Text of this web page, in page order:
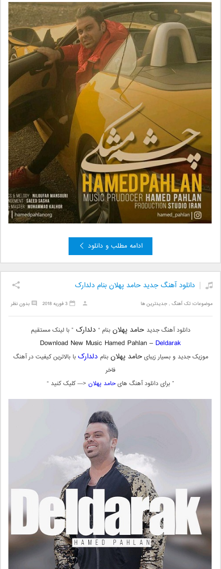
ادامه مطلب و دانلود
دانلود آهنگ جدید حامد پهلان بنام دلدارک
موضوعات:تک آهنگ ,جدیدترین ها بدون نظر 3 فوریه 2018
دانلود آهنگ جدید حامد پهلانبنام “ دلدارک” با لینک مستقیم
Download New Music Hamed Pahlan – Deldarak
موزیک جدید و بسیار زیبایحامد پهلانبنام دلدارکبا بالاترین کیفیت در آهنگ
فاخر
” برای دانلود آهنگ هایحامد پهلان <— کلیک کنید “